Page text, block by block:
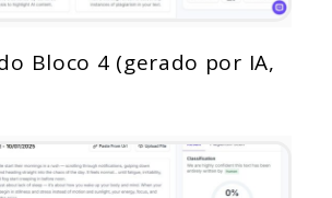
Bloco 4 (gerado por IA,